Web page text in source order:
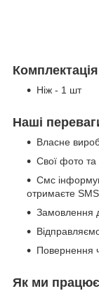
Комплектація
Ніж - 1 шт
Наші
Власне
Свої фото та
Смс
отримаєте
Замовлення
Повернення
Як ми